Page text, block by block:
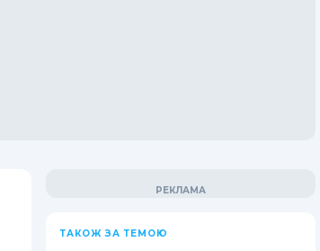
ТАКОЖ ЗА ТЕМОЮ